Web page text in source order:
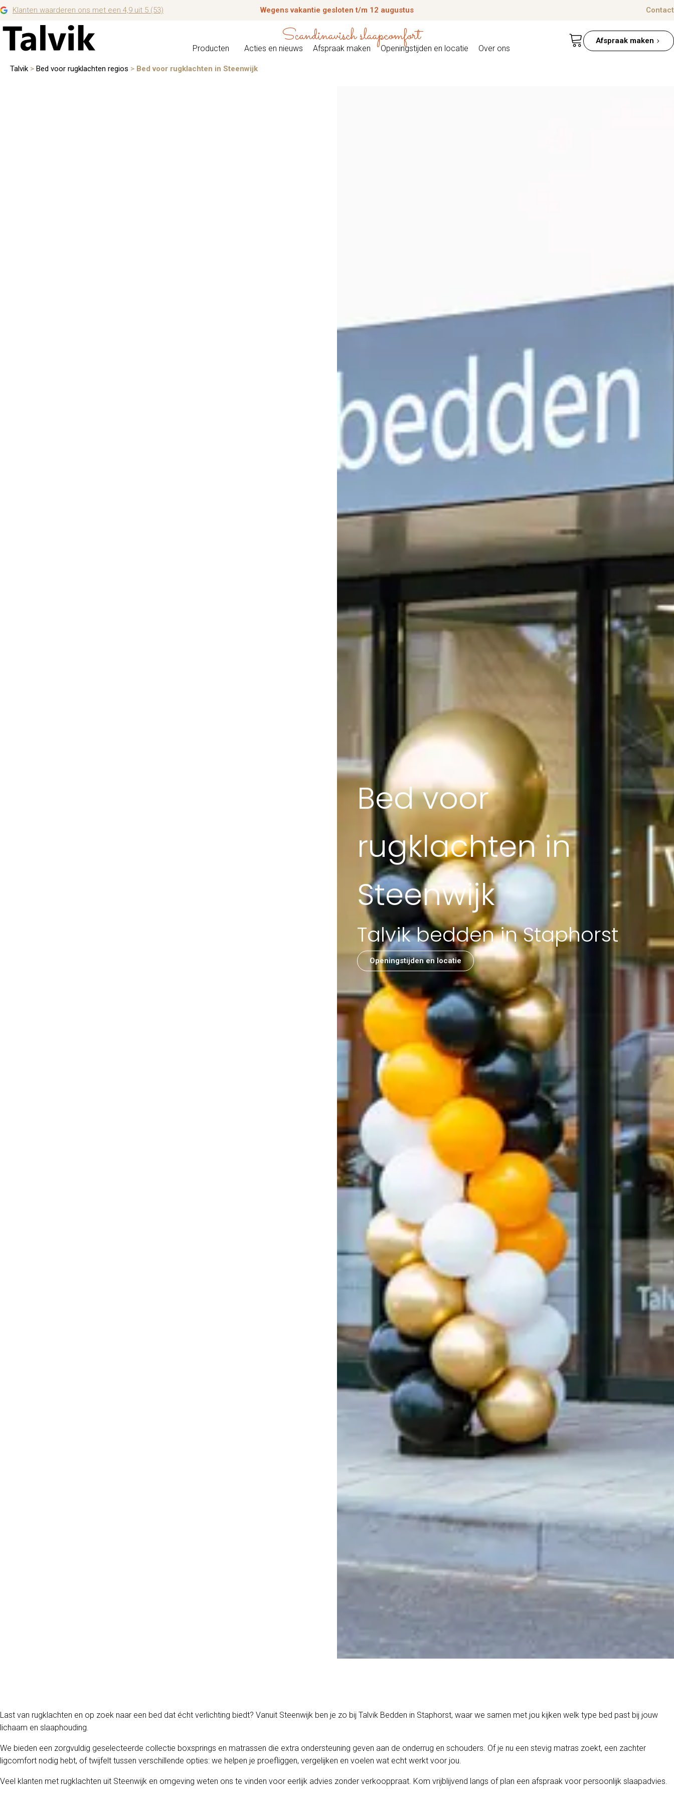
Klanten waarderen ons met een 4,9 uit 5 (53) Wegens vakantie gesloten t/m 12 augustus Contact
Scandinavisch slaapcomfort
Producten Acties en nieuws Afspraak maken Openingstijden en locatie Over ons
Afspraak maken
Talvik > Bed voor rugklachten regios > Bed voor rugklachten in Steenwijk
Bed voor
rugklachten in
Steenwijk
Talvik bedden in Staphorst
Openingstijden en locatie
Last van rugklachten en op zoek naar een bed dat écht verlichting biedt? Vanuit Steenwijk ben je zo bij Talvik Bedden in Staphorst, waar we samen met jou kijken welk type bed past bij jouw
lichaam en slaaphouding.
We bieden een zorgvuldig geselecteerde collectie boxsprings en matrassen die extra ondersteuning geven aan de onderrug en schouders. Of je nu een stevig matras zoekt, een zachter
ligcomfort nodig hebt, of twijfelt tussen verschillende opties: we helpen je proefliggen, vergelijken en voelen wat echt werkt voor jou.
Veel klanten met rugklachten uit Steenwijk en omgeving weten ons te vinden voor eerlijk advies zonder verkooppraat. Kom vrijblijvend langs of plan een afspraak voor persoonlijk slaapadvies.